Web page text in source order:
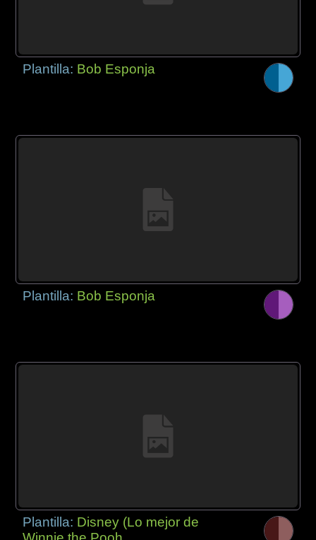
Plantilla: Bob Esponja
Plantilla: Bob Esponja
Plantilla: Disney (Lo mejor de